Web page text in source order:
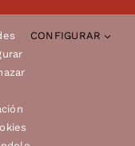
26
CONFIGURAR